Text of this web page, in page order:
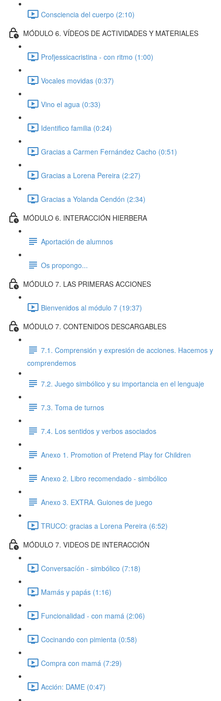
Consciencia del cuerpo (2:10)
MÓDULO 6. VÍDEOS DE ACTIVIDADES Y MATERIALES
Profjessicacristina - con ritmo (1:00)
Vocales movidas (0:37)
Vino el agua (0:33)
Identifico familia (0:24)
Gracias a Carmen Fernández Cacho (0:51)
Gracias a Lorena Pereira (2:27)
Gracias a Yolanda Cendón (2:34)
MÓDULO 6. INTERACCIÓN HIERBERA
Aportación de alumnos
Os propongo...
MÓDULO 7. LAS PRIMERAS ACCIONES
Bienvenidos al módulo 7 (19:37)
MÓDULO 7. CONTENIDOS DESCARGABLES
7.1. Comprensión y expresión de acciones. Hacemos y
comprendemos
7.2. Juego simbólico y su importancia en el lenguaje
7.3. Toma de turnos
7.4. Los sentidos y verbos asociados
Anexo 1. Promotion of Pretend Play for Children
Anexo 2. Libro recomendado - simbólico
Anexo 3. EXTRA. Guiones de juego
TRUCO: gracias a Lorena Pereira (6:52)
MÓDULO 7. VIDEOS DE INTERACCIÓN
Conversacíón - simbólico (7:18)
Mamás y papás (1:16)
Funcionalidad - con mamá (2:06)
Cocinando con pimienta (0:58)
Compra con mamá (7:29)
Acción: DAME (0:47)